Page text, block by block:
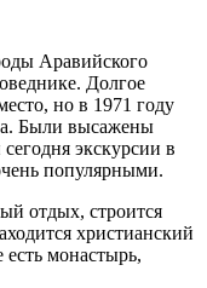
Аравийского
Долгое
но в 1971 году
Были высажены
экскурсии в
популярными.
отдых, строится
христианский
монастырь,